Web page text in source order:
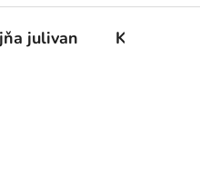
julivan Kontakty